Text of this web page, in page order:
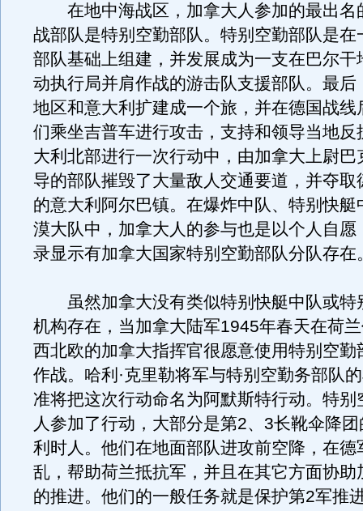
在地中海战区，加拿大人参加的最出名
战部队是特别空勤部队。特别空勤部队是在
部队基础上组建，并发展成为一支在巴尔干
动执行局并肩作战的游击队支援部队。最后
地区和意大利扩建成一个旅，并在德国战线
们乘坐吉普车进行攻击，支持和领导当地反
大利北部进行一次行动中，由加拿大上尉巴
导的部队摧毁了大量敌人交通要道，并夺取
的意大利阿尔巴镇。在爆炸中队、特别快艇
漠大队中，加拿大人的参与也是以个人自愿
录显示有加拿大国家特别空勤部队分队存在
虽然加拿大没有类似特别快艇中队或特
机构存在，当加拿大陆军1945年春天在荷
西北欧的加拿大指挥官很愿意使用特别空勤
作战。哈利·克里勒将军与特别空勤务部队
准将把这次行动命名为阿默斯特行动。特别
人参加了行动，大部分是第2、3长靴伞降
利时人。他们在地面部队进攻前空降，在德
乱，帮助荷兰抵抗军，并且在其它方面协助
的推进。他们的一般任务就是保护第2军推